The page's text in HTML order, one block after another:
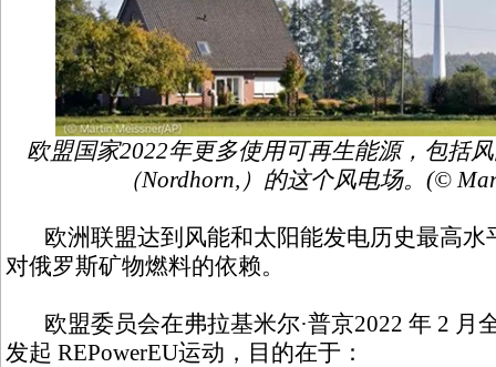
欧盟国家2022年更多使用可再生能源，包括
（Nordhorn,）的这个风电场。(©
欧洲联盟达到风能和太阳能发电历史最高水
对俄罗斯矿物燃料的依赖。
欧盟委员会在弗拉基米尔·普京2022 年 2 月
发起 REPowerEU运动，目的在于：